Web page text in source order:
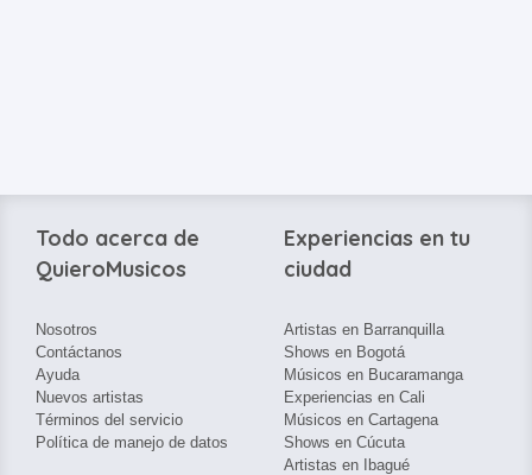
Todo acerca de
QuieroMusicos
Nosotros
Contáctanos
Ayuda
Nuevos artistas
Términos del servicio
Política de manejo de datos
Experiencias en tu
ciudad
Artistas en Barranquilla
Shows en Bogotá
Músicos en Bucaramanga
Experiencias en Cali
Músicos en Cartagena
Shows en Cúcuta
Artistas en Ibagué